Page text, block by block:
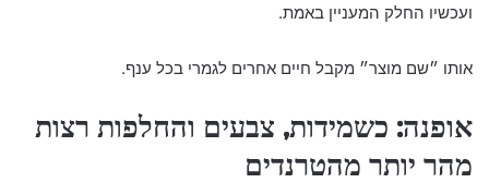
ועכשיו החלק המעניין באמת.
אותו ״שם מוצר״ מקבל חיים אחרים לגמרי בכל ענף.
אופנה: כשמידות, צבעים והחלפות רצות
מהר יותר מהטרנדים